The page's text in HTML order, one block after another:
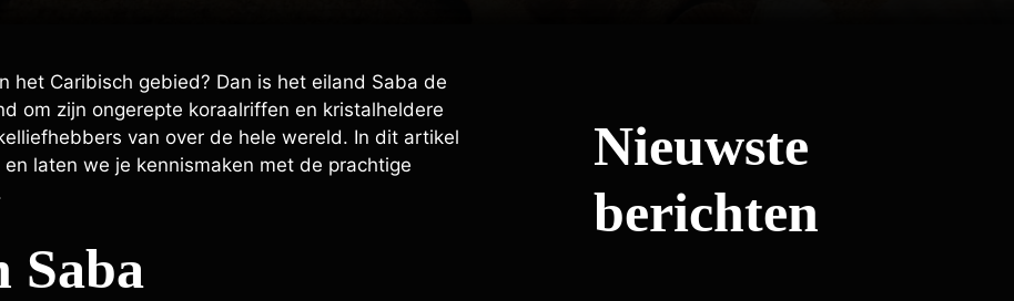
het Caribisch gebied? Dan is het eiland Saba de
om zijn ongerepte koraalriffen en kristalheldere
van over de hele wereld. In dit artikel
laten we je kennismaken met de prachtige
Saba
Nieuwste
berichten